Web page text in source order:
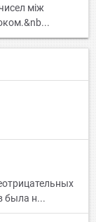
між
была н...